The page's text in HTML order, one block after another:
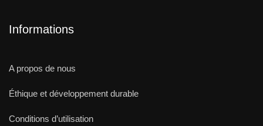
Informations
A propos de nous
Éthique et développement durable
Conditions d’utilisation